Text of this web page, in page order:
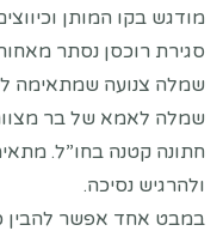
מודגש בקו המותן
סגירת רוכסן נסתר
שמלה צנועה שמתאימה
שמלה לאמא של בר
חתונה קטנה בחו”ל.
ולהרגיש נסיכה.
במבט אחד אפשר להבין